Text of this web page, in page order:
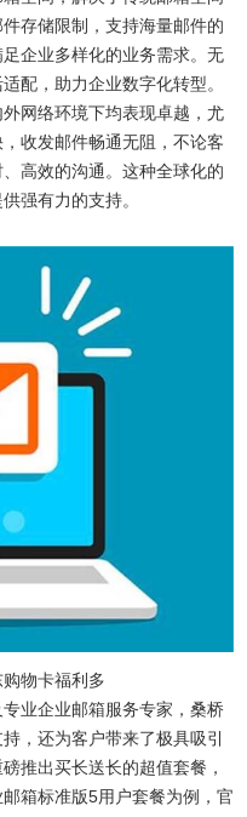
存储限制，支持海量邮件的
企业多样化的业务需求。无
配，助力企业数字化转型。
网络环境下均表现卓越，尤
收发邮件畅通无阻，不论客
高效的沟通。这种全球化的
强有力的支持。
物卡福利多
业企业邮箱服务专家，桑桥
，还为客户带来了极具吸引
推出买长送长的超值套餐，
箱标准版5用户套餐为例，官